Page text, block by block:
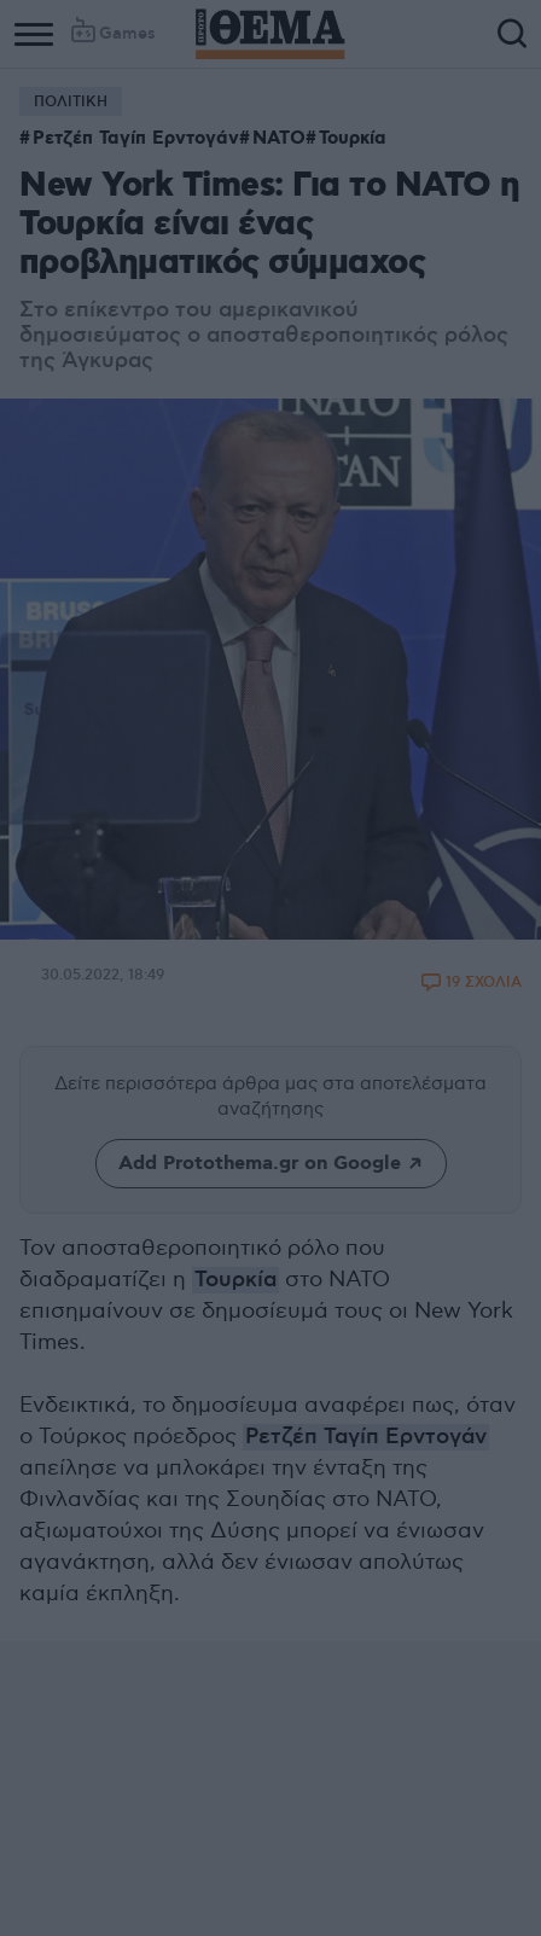
Games
ΠΟΛΙΤΙΚΗ
Ρετζέπ Ταγίπ Ερντογάν ΝΑΤΟ Τουρκία
New York Times: Για το ΝΑΤΟ η
Τουρκία είναι ένας
προβληματικός σύμμαχος
Στο επίκεντρο του αμερικανικού
δημοσιεύματος ο αποσταθεροποιητικός ρόλος
της Άγκυρας
30.05.2022, 18:49 19 ΣΧΟΛΙΑ
Δείτε περισσότερα άρθρα μας στα αποτελέσματα
αναζήτησης
Add Protothema.gr on Google
Τον αποσταθεροποιητικό ρόλο που
διαδραματίζει η Τουρκία στο ΝΑΤΟ
επισημαίνουν σε δημοσίευμά τους οι New York
Times.
Ενδεικτικά, το δημοσίευμα αναφέρει πως, όταν
ο Τούρκος πρόεδρος Ρετζέπ Ταγίπ Ερντογάν
απείλησε να μπλοκάρει την ένταξη της
Φινλανδίας και της Σουηδίας στο ΝΑΤΟ,
αξιωματούχοι της Δύσης μπορεί να ένιωσαν
αγανάκτηση, αλλά δεν ένιωσαν απολύτως
καμία έκπληξη.